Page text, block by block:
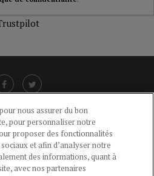
UTILES
-POLITIQUE DES COOKIES
LÉGALES -AIDE
nous assurer du bon
pour personnaliser notre
proposer des fonctionnalités
et afin d’analyser notre
des informations, quant à
avec nos partenaires